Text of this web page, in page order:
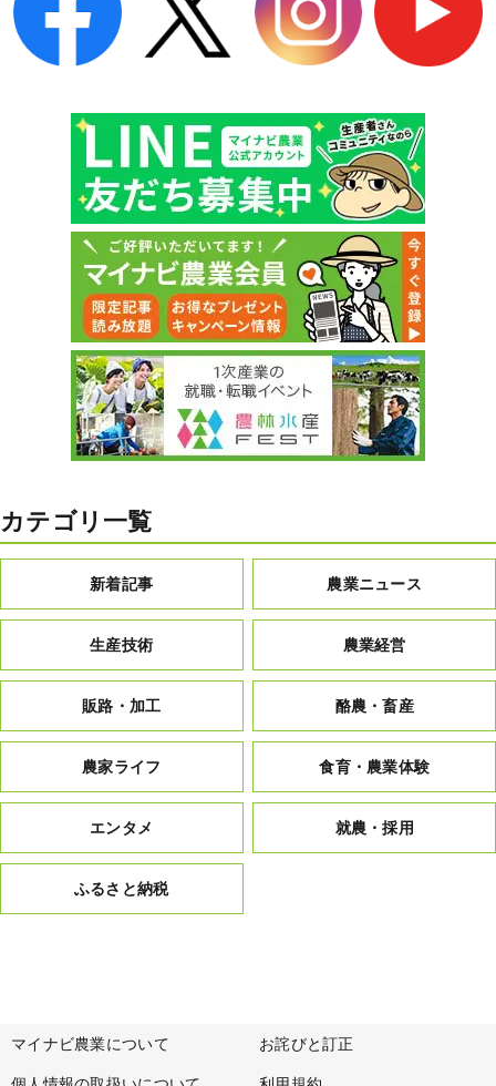
カテゴリ一覧
新着記事 農業ニュース
生産技術 農業経営
販路・加工 酪農・畜産
農家ライフ 食育・農業体験
エンタメ 就農・採用
ふるさと納税
マイナビ農業について お詫びと訂正